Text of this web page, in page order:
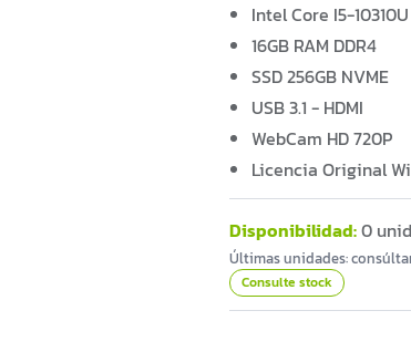
Intel Core I5-10310U
16GB RAM DDR4
SSD 256GB NVME
USB 3.1 - HDMI
WebCam HD 720P
Licencia Original
Disponibilidad:0
Últimas unidades:
Consulte stock